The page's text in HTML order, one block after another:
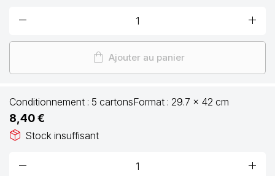
remove add
shopping_bag Ajouter au panier
Conditionnement : 5 cartonsFormat : 29.7 x 42 cm
8,40 €
package_2 Stock insuffisant
remove add